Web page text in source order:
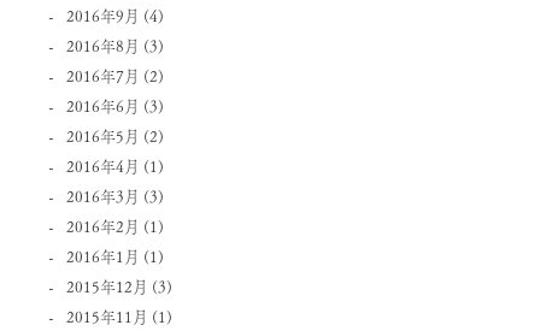
2016年9月 (4)
2016年8月 (3)
2016年7月 (2)
2016年6月 (3)
2016年5月 (2)
2016年4月 (1)
2016年3月 (3)
2016年2月 (1)
2016年1月 (1)
2015年12月 (3)
2015年11月 (1)